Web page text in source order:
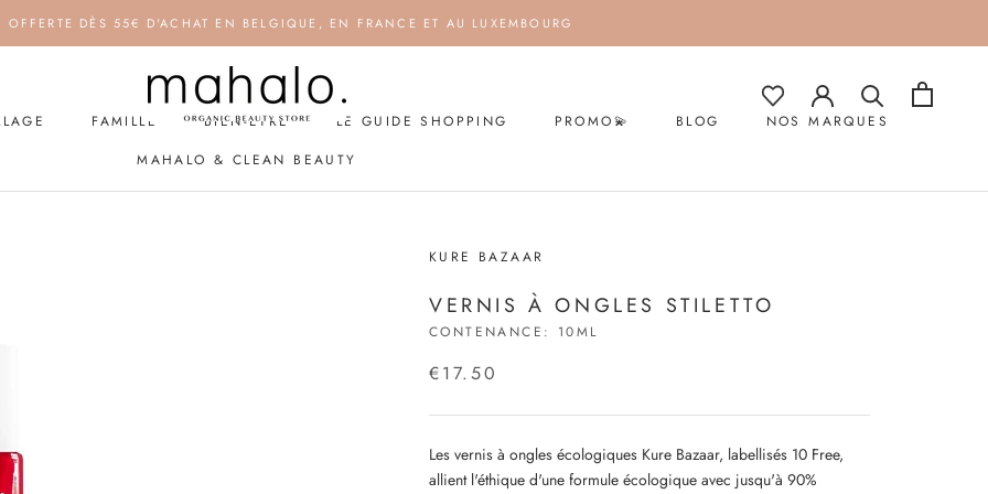
OFFERTE DÈS 55€ D'ACHAT EN BELGIQUE, EN FRANCE ET AU LUXEMBOURG
FAMILLE BIEN-ÊTRE LE GUIDE SHOPPING PROMO💫 BLOG NOS MARQUES
MAHALO & CLEAN BEAUTY
KURE BAZAAR
VERNIS À ONGLES STILETTO
CONTENANCE: 10ML
€17.50
Les vernis à ongles écologiques Kure Bazaar, labellisés 10 Free,
allient l'éthique d'une formule écologique avec jusqu'à 90%